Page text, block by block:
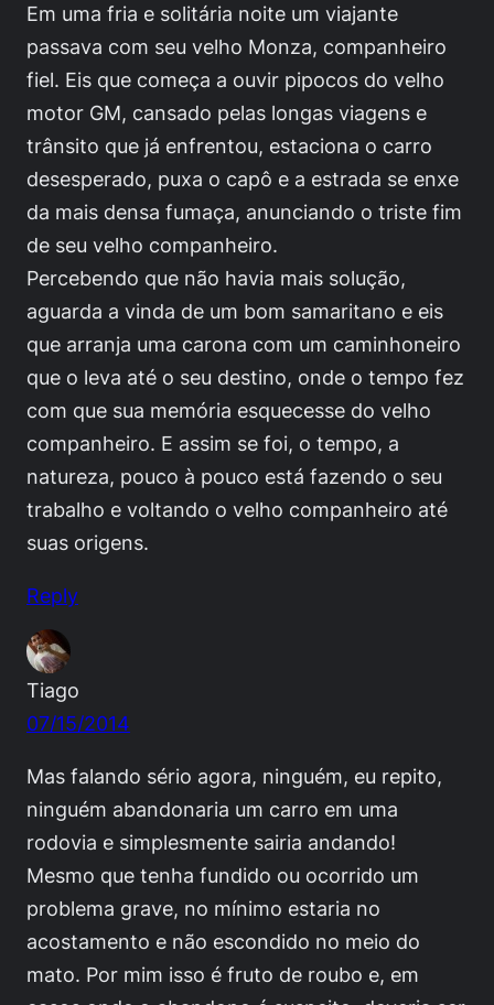
Em uma fria e solitária noite um viajante
passava com seu velho Monza, companheiro
fiel. Eis que começa a ouvir pipocos do velho
motor GM, cansado pelas longas viagens e
trânsito que já enfrentou, estaciona o carro
desesperado, puxa o capô e a estrada se enxe
da mais densa fumaça, anunciando o triste fim
de seu velho companheiro.
Percebendo que não havia mais solução,
aguarda a vinda de um bom samaritano e eis
que arranja uma carona com um caminhoneiro
que o leva até o seu destino, onde o tempo fez
com que sua memória esquecesse do velho
companheiro. E assim se foi, o tempo, a
natureza, pouco à pouco está fazendo o seu
trabalho e voltando o velho companheiro até
suas origens.
Reply
Tiago
07/15/2014
Mas falando sério agora, ninguém, eu repito,
ninguém abandonaria um carro em uma
rodovia e simplesmente sairia andando!
Mesmo que tenha fundido ou ocorrido um
problema grave, no mínimo estaria no
acostamento e não escondido no meio do
mato. Por mim isso é fruto de roubo e, em